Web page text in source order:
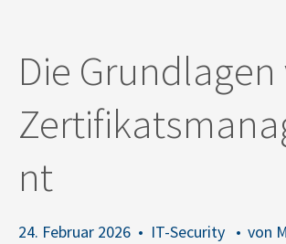
Die Grundlagen
nt
24. Februar 2026 IT-Security von